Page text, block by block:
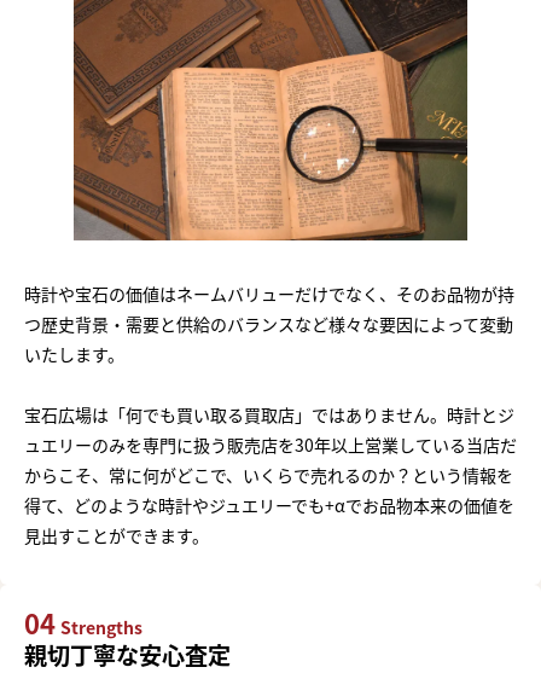
時計や宝石の価値はネームバリューだけでなく、そのお品物が持
つ歴史背景・需要と供給のバランスなど様々な要因によって変動
いたします。
宝石広場は「何でも買い取る買取店」ではありません。時計とジ
ュエリーのみを専門に扱う販売店を30年以上営業している当店だ
からこそ、常に何がどこで、いくらで売れるのか？という情報を
得て、どのような時計やジュエリーでも+αでお品物本来の価値を
見出すことができます。
04 Strengths
親切丁寧な安心査定